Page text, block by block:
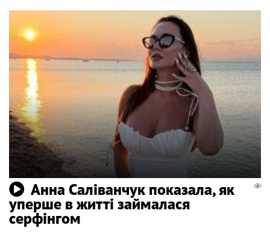
Анна Саліванчук показала, як
уперше в житті займалася
серфінгом